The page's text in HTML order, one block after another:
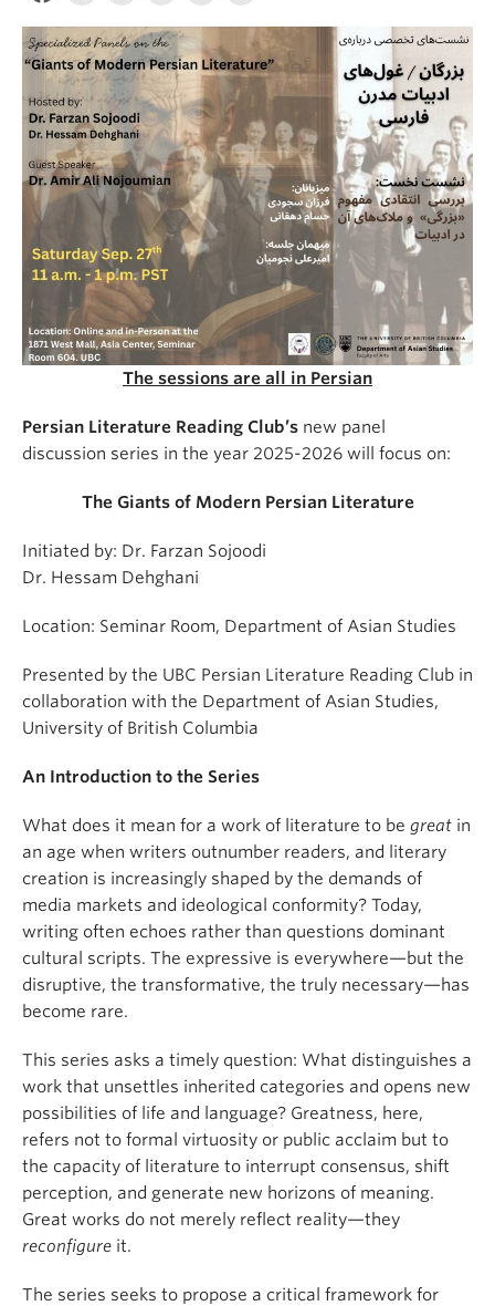
The sessions are all in Persian
Persian Literature Reading Club’s new panel
discussion series in the year 2025-2026 will focus on:
The Giants of Modern Persian Literature
Initiated by: Dr. Farzan Sojoodi
Dr. Hessam Dehghani
Location: Seminar Room, Department of Asian Studies
Presented by the UBC Persian Literature Reading Club in
collaboration with the Department of Asian Studies,
University of British Columbia
An Introduction to the Series
What does it mean for a work of literature to be great in
an age when writers outnumber readers, and literary
creation is increasingly shaped by the demands of
media markets and ideological conformity? Today,
writing often echoes rather than questions dominant
cultural scripts. The expressive is everywhere—but the
disruptive, the transformative, the truly necessary—has
become rare.
This series asks a timely question: What distinguishes a
work that unsettles inherited categories and opens new
possibilities of life and language? Greatness, here,
refers not to formal virtuosity or public acclaim but to
the capacity of literature to interrupt consensus, shift
perception, and generate new horizons of meaning.
Great works do not merely reflect reality—they
reconfigure it.
The series seeks to propose a critical framework for